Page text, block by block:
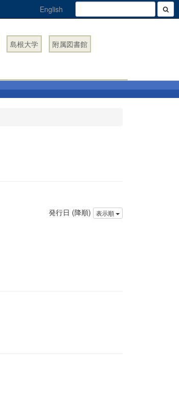
English
島根大学 附属図書館
発行日 (降順) 表示順